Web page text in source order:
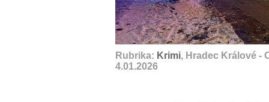
Rubrika: Krimi, Hradec Králové -
4.01.2026